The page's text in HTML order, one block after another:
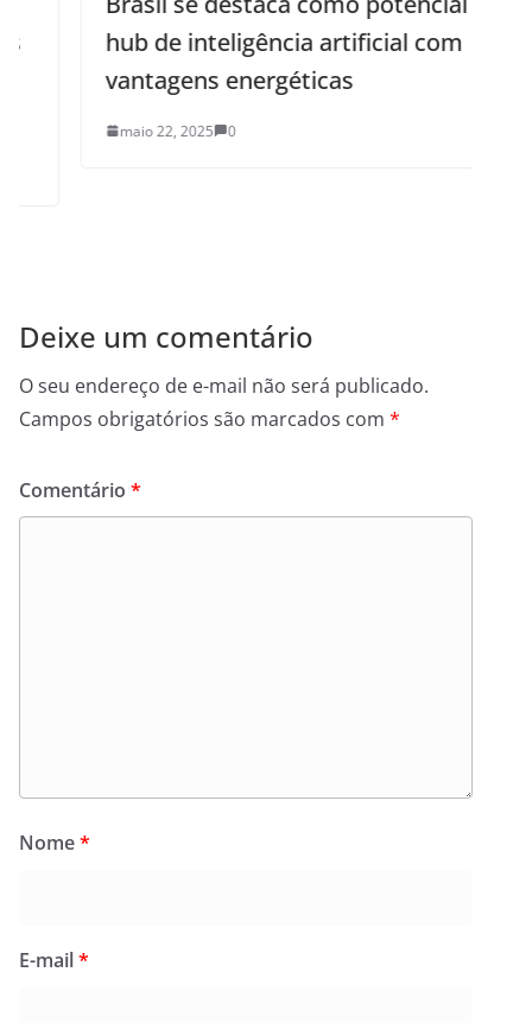
hub de inteligência artificial com
vantagens energéticas
maio 22, 2025 0
Deixe um comentário
O seu endereço de e-mail não será publicado.
Campos obrigatórios são marcados com *
Comentário *
Nome*
E-mail*